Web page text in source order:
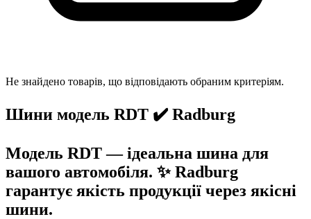
Не знайдено товарів, що відповідають обраним критеріям.
Шини модель RDT ✔️ Radburg
Модель RDT — ідеальна шина для
вашого автомобіля. ✨ Radburg
гарантує якість продукції через якісні
шини.